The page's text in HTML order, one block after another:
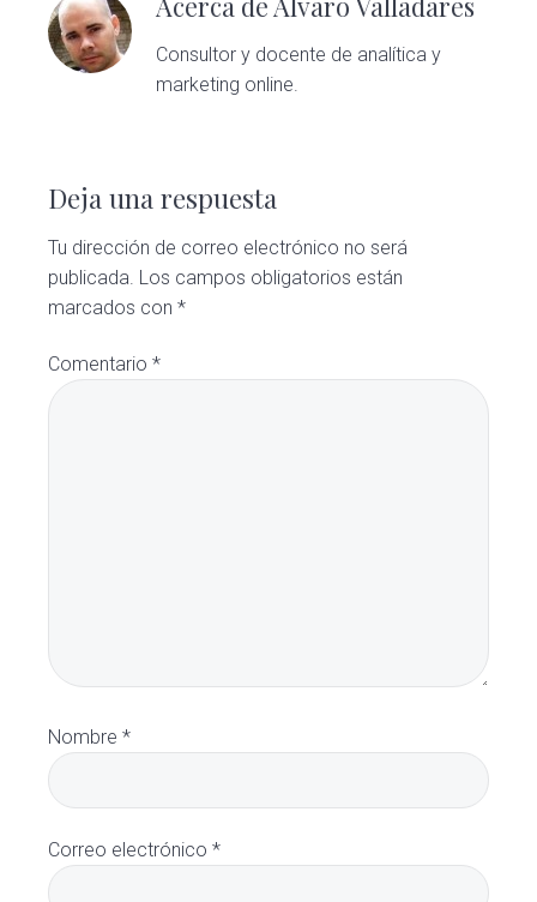
Consultor y docente de analítica y
marketing online.
con
los
lectores
Deja una respuesta
Tu dirección de correo electrónico no será
publicada. Los campos obligatorios están
marcados con*
Comentario*
Nombre*
Correo electrónico*